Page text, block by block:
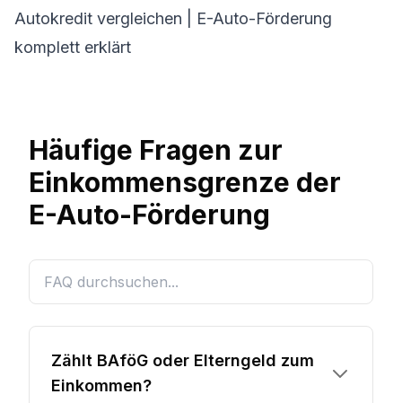
Autokredit vergleichen
E-Auto-Förderung
komplett erklärt
Häufige Fragen zur
Einkommensgrenze der
E-Auto-Förderung
Zählt BAföG oder Elterngeld zum
Einkommen?